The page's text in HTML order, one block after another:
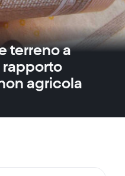
terreno a
rapporto
agricola